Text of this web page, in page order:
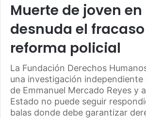
Muerte de joven en
desnuda el
reforma policial
La Fundación Derechos
una investigación
de Emmanuel Mercado Reyes y
Estado no puede seguir
balas donde debe garantizar